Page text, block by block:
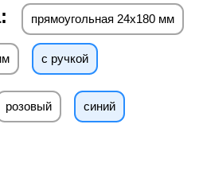
прямоугольная 24х180 мм
с ручкой
розовый синий